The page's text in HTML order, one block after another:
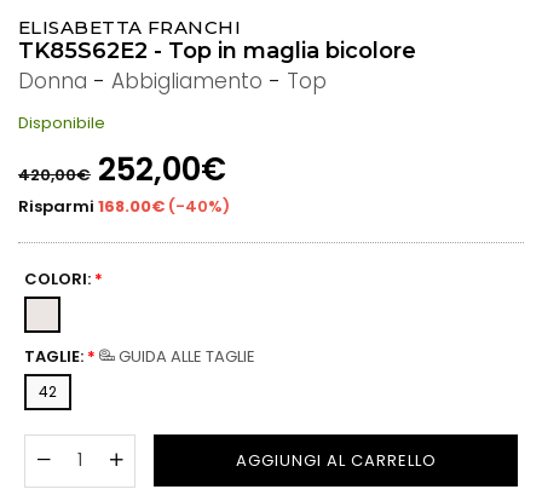
ELISABETTA FRANCHI
TK85S62E2 - Top in maglia bicolore
Donna - Abbigliamento - Top
Disponibile
di
listino
420,00€ 252,00€
Risparmi 168.00€ (-40%)
COLORI: *
TAGLIE: * GUIDA ALLE TAGLIE
42
AGGIUNGI AL CARRELLO